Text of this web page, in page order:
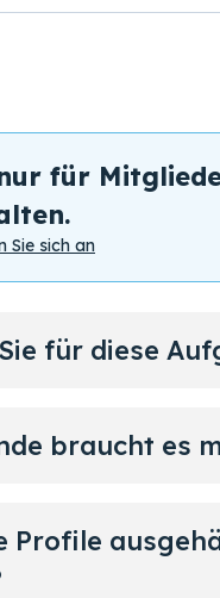
für
Sie sich an
für diese
braucht es
Profile